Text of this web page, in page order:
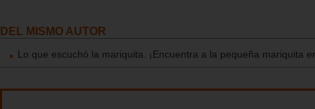
DEL MISMO AUTOR
Lo que escuchó la mariquita. ¡Encuentra a la pequeña mariquita